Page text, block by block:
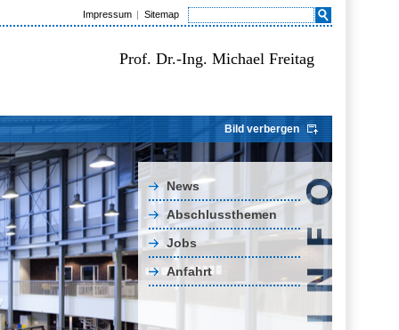
Impressum Sitemap
Prof. Dr.-Ing. Michael Freitag
Bild verbergen
News
Abschlussthemen
Jobs
Anfahrt